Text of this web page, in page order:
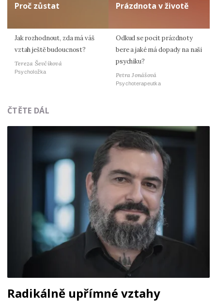
Proč zůstat
Jak rozhodnout, zda má váš
vztah ještě budoucnost?
Tereza Ševčíková
Psycholožka
Prázdnota v životě
Odkud se pocit prázdnoty
bere a jaké má dopady na naši
psychiku?
Petra Jonášová
Psychoterapeutka
ČTĚTE DÁL
Radikálně upřímné vztahy